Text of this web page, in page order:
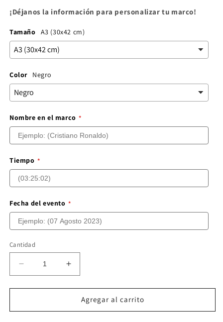
¡Déjanos la información para personalizar tu marco!
Tamaño A3 (30x42 cm)
Color Negro
Nombre en el marco
Tiempo
Fecha del evento
Cantidad
Reducir
cantidad
para
MERIDA
Aumentar
cantidad
para
MARATÓN
MERIDA
Agregar al carrito